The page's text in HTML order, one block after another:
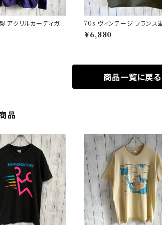
アクリルカーディガン
メリカ製
70s ヴィンテージ フランス
Oベスト ミリタリーベスト ユ
ミリタリー
¥6,880
商品一覧に戻る
品